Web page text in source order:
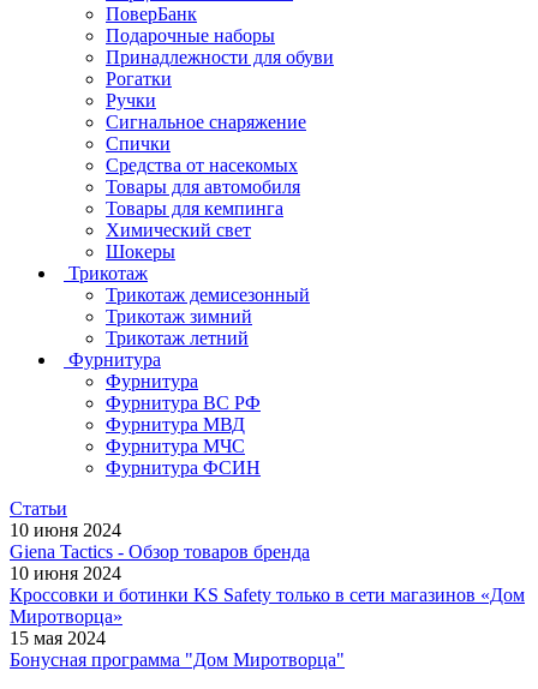
ПоверБанк
Подарочные наборы
Принадлежности для обуви
Рогатки
Ручки
Сигнальное снаряжение
Спички
Средства от насекомых
Товары для автомобиля
Товары для кемпинга
Химический свет
Шокеры
Трикотаж
Трикотаж демисезонный
Трикотаж зимний
Трикотаж летний
Фурнитура
Фурнитура
Фурнитура ВС РФ
Фурнитура МВД
Фурнитура МЧС
Фурнитура ФСИН
Статьи
10 июня 2024
Giena Tactics - Обзор товаров бренда
10 июня 2024
Кроссовки и ботинки KS Safety только в сети магазинов «Дом
Миротворца»
15 мая 2024
Бонусная программа "Дом Миротворца"